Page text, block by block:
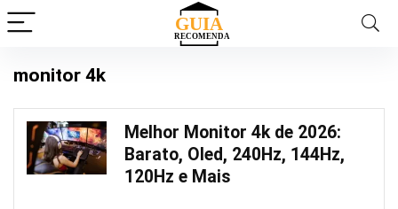
monitor 4k
Melhor Monitor 4k de 2026:
Barato, Oled, 240Hz, 144Hz,
120Hz e Mais